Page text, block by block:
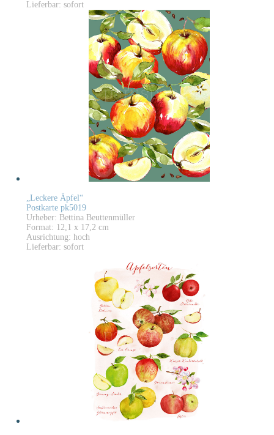
Lieferbar: sofort
„Leckere Äpfel“
Postkarte pk5019
Urheber: Bettina Beuttenmüller
Format: 12,1 x 17,2 cm
Ausrichtung: hoch
Lieferbar: sofort